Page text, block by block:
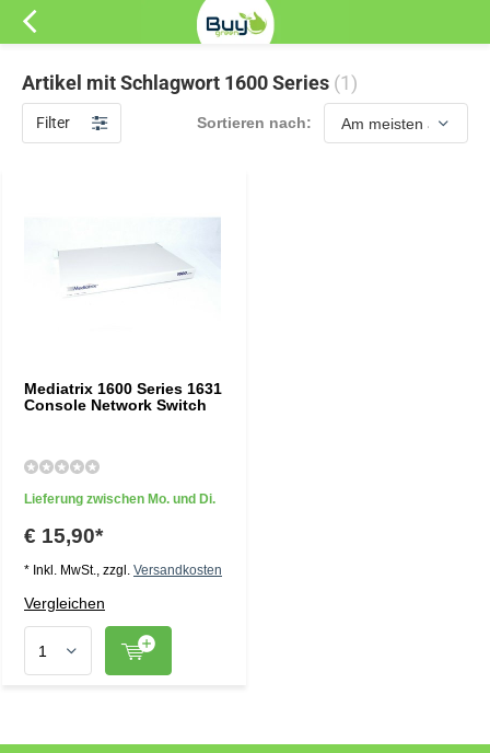
Artikel mit Schlagwort 1600 Series (1)
Filter Sortieren nach:
Mediatrix 1600 Series 1631
Console Network Switch
Lieferung zwischen Mo. und Di.
€ 15,90*
* Inkl. MwSt., zzgl. Versandkosten
Vergleichen